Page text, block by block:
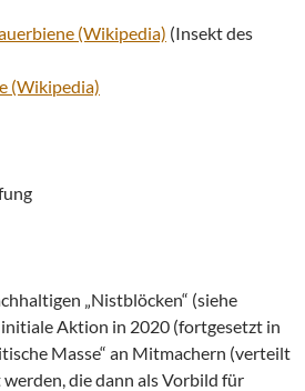
(Wikipedia) (Insekt des
(Wikipedia)
„Nistblöcken“ (siehe
Aktion in 2020 (fortgesetzt in
Masse“ an Mitmachern (verteilt
die dann als Vorbild für